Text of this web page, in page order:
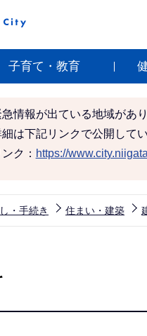
子育て・教育
急情報が出ている地域があり
は下記リンクで公開してい
ンク： https://
・手続き 住まい・建築